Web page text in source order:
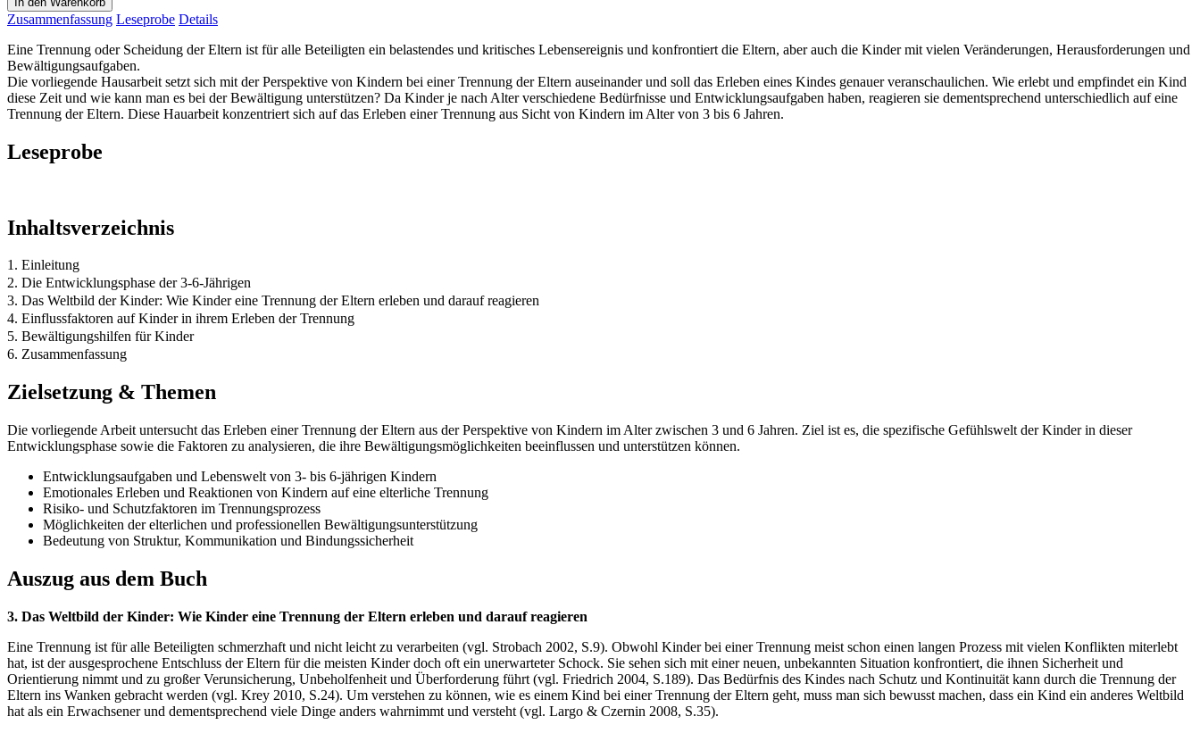
Zusammenfassung Leseprobe Details
Eine Trennung oder Scheidung der Eltern ist für alle Beteiligten ein belastendes und kritisches Lebensereignis und konfrontiert die Eltern, aber auch die Kinder mit vielen Veränderungen, Herausforderungen und
Bewältigungsaufgaben.
Die vorliegende Hausarbeit setzt sich mit der Perspektive von Kindern bei einer Trennung der Eltern auseinander und soll das Erleben eines Kindes genauer veranschaulichen. Wie erlebt und empfindet ein Kind
diese Zeit und wie kann man es bei der Bewältigung unterstützen? Da Kinder je nach Alter verschiedene Bedürfnisse und Entwicklungsaufgaben haben, reagieren sie dementsprechend unterschiedlich auf eine
Trennung der Eltern. Diese Hauarbeit konzentriert sich auf das Erleben einer Trennung aus Sicht von Kindern im Alter von 3 bis 6 Jahren.
Leseprobe
Inhaltsverzeichnis
1. Einleitung
2. Die Entwicklungsphase der 3-6-Jährigen
3. Das Weltbild der Kinder: Wie Kinder eine Trennung der Eltern erleben und darauf reagieren
4. Einflussfaktoren auf Kinder in ihrem Erleben der Trennung
5. Bewältigungshilfen für Kinder
6. Zusammenfassung
Zielsetzung & Themen
Die vorliegende Arbeit untersucht das Erleben einer Trennung der Eltern aus der Perspektive von Kindern im Alter zwischen 3 und 6 Jahren. Ziel ist es, die spezifische Gefühlswelt der Kinder in dieser
Entwicklungsphase sowie die Faktoren zu analysieren, die ihre Bewältigungsmöglichkeiten beeinflussen und unterstützen können.
Entwicklungsaufgaben und Lebenswelt von 3- bis 6-jährigen Kindern
Emotionales Erleben und Reaktionen von Kindern auf eine elterliche Trennung
Risiko- und Schutzfaktoren im Trennungsprozess
Möglichkeiten der elterlichen und professionellen Bewältigungsunterstützung
Bedeutung von Struktur, Kommunikation und Bindungssicherheit
Auszug aus dem Buch
3. Das Weltbild der Kinder: Wie Kinder eine Trennung der Eltern erleben und darauf reagieren
Eine Trennung ist für alle Beteiligten schmerzhaft und nicht leicht zu verarbeiten (vgl. Strobach 2002, S.9). Obwohl Kinder bei einer Trennung meist schon einen langen Prozess mit vielen Konflikten miterlebt
hat, ist der ausgesprochene Entschluss der Eltern für die meisten Kinder doch oft ein unerwarteter Schock. Sie sehen sich mit einer neuen, unbekannten Situation konfrontiert, die ihnen Sicherheit und
Orientierung nimmt und zu großer Verunsicherung, Unbeholfenheit und Überforderung führt (vgl. Friedrich 2004, S.189). Das Bedürfnis des Kindes nach Schutz und Kontinuität kann durch die Trennung der
Eltern ins Wanken gebracht werden (vgl. Krey 2010, S.24). Um verstehen zu können, wie es einem Kind bei einer Trennung der Eltern geht, muss man sich bewusst machen, dass ein Kind ein anderes Weltbild
hat als ein Erwachsener und dementsprechend viele Dinge anders wahrnimmt und versteht (vgl. Largo & Czernin 2008, S.35).